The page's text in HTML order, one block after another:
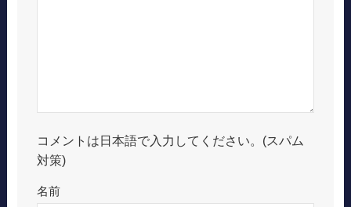
コメントは日本語で入力してください。(スパム
対策)
名前